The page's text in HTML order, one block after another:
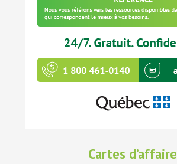
Cartes d’affaire